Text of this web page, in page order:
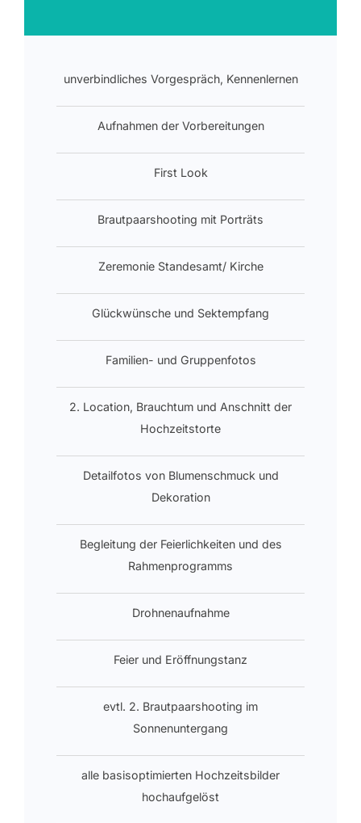
unverbindliches Vorgespräch, Kennenlernen
Aufnahmen der Vorbereitungen
First Look
Brautpaarshooting mit Porträts
Zeremonie Standesamt/ Kirche
Glückwünsche und Sektempfang
Familien- und Gruppenfotos
2. Location, Brauchtum und Anschnitt der
Hochzeitstorte
Detailfotos von Blumenschmuck und
Dekoration
Begleitung der Feierlichkeiten und des
Rahmenprogramms
Drohnenaufnahme
Feier und Eröffnungstanz
evtl. 2. Brautpaarshooting im
Sonnenuntergang
alle basisoptimierten Hochzeitsbilder
hochaufgelöst